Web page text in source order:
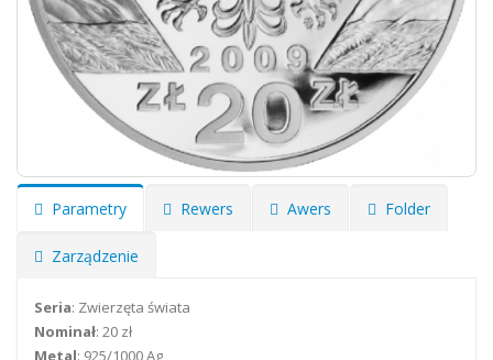
Parametry Rewers Awers Folder
Zarządzenie
Seria: Zwierzęta świata
Nominał: 20 zł
Metal: 925/1000 Ag